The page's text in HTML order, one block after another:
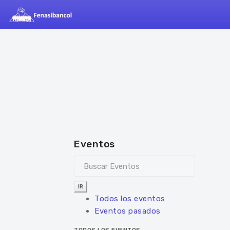
Eventos
IR
Todos los eventos
Eventos pasados